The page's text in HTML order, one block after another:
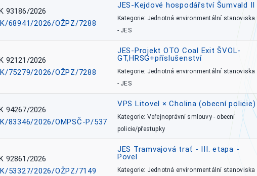
93186/2026
68941/2026/OŽPZ/7288
JES-Kejdové hospodářství Šumvald II
Kategorie: Jednotná environmentální stanoviska
- JES
92121/2026
75279/2026/OŽPZ/7288
JES-Projekt OTO Coal Exit ŠVOL-
GT,HRSG+příslušenství
Kategorie: Jednotná environmentální stanoviska
- JES
94267/2026
83346/2026/OMPSČ-P/537
VPS Litovel × Cholina (obecní policie)
Kategorie: Veřejnoprávní smlouvy - obecní
policie/přestupky
92861/2026
53327/2026/OŽPZ/7149
JES Tramvajová trať - III. etapa -
Povel
Kategorie: Jednotná environmentální stanoviska